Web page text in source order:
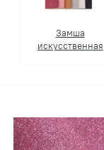
Замша
искусственная